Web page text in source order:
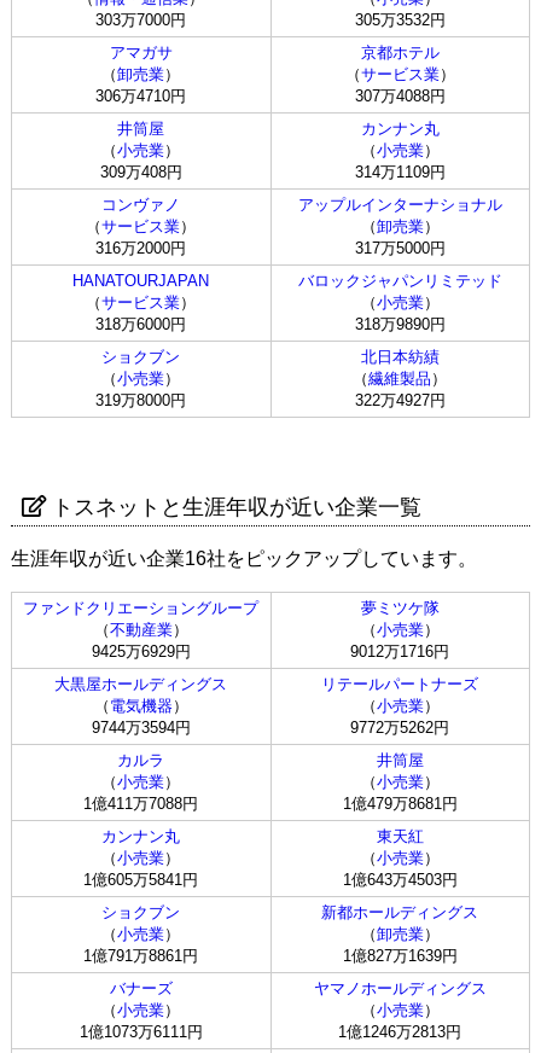
303万7000円
305万3532円
アマガサ
（卸売業）
306万4710円
京都ホテル
（サービス業）
307万4088円
井筒屋
（小売業）
309万408円
カンナン丸
（小売業）
314万1109円
コンヴァノ
（サービス業）
316万2000円
アップルインターナショナル
（卸売業）
317万5000円
HANATOURJAPAN
（サービス業）
318万6000円
バロックジャパンリミテッド
（小売業）
318万9890円
ショクブン
（小売業）
319万8000円
北日本紡績
（繊維製品 ）
322万4927円
トスネットと生涯年収が近い企業一覧
生涯年収が近い企業16社をピックアップしています。
ファンドクリエーショングループ
（不動産業）
9425万6929円
夢ミツケ隊
（小売業）
9012万1716円
大黒屋ホールディングス
（ 電気機器）
9744万3594円
リテールパートナーズ
（小売業）
9772万5262円
カルラ
（小売業）
1億411万7088円
井筒屋
（小売業）
1億479万8681円
カンナン丸
（小売業）
1億605万5841円
東天紅
（小売業）
1億643万4503円
ショクブン
（小売業）
1億791万8861円
新都ホールディングス
（卸売業）
1億827万1639円
バナーズ
（小売業）
1億1073万6111円
ヤマノホールディングス
（小売業）
1億1246万2813円